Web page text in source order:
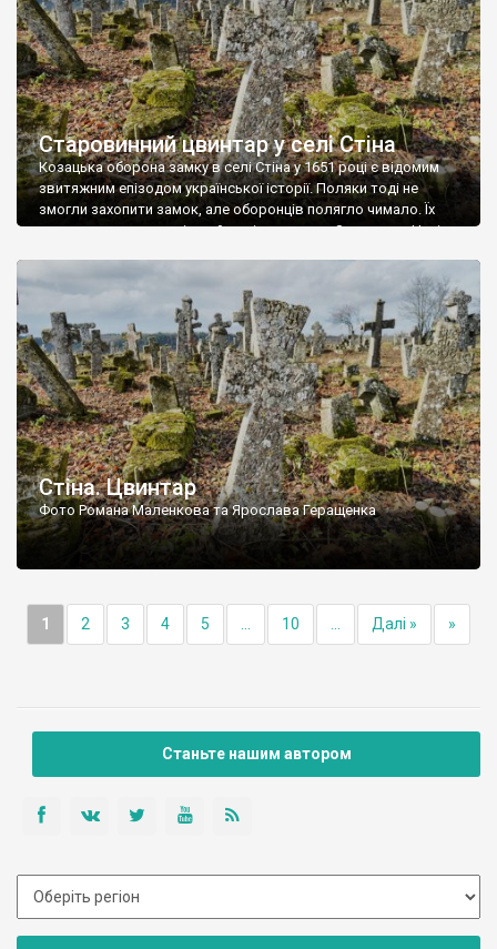
Старовинний цвинтар у селі Стіна
Козацька оборона замку в селі Стіна у 1651 році є відомим
звитяжним епізодом української історії. Поляки тоді не
змогли захопити замок, але оборонців полягло чимало. Їх
поховали на цвинтарі, який тоді називався Замковим. Нині на
ньому чимало хрестів 19 століття, є такі, де епітафії стер […]
Стіна. Цвинтар
Фото Романа Маленкова та Ярослава Геращенка
1 2 3 4 5 10 Далі » »
Станьте нашим автором